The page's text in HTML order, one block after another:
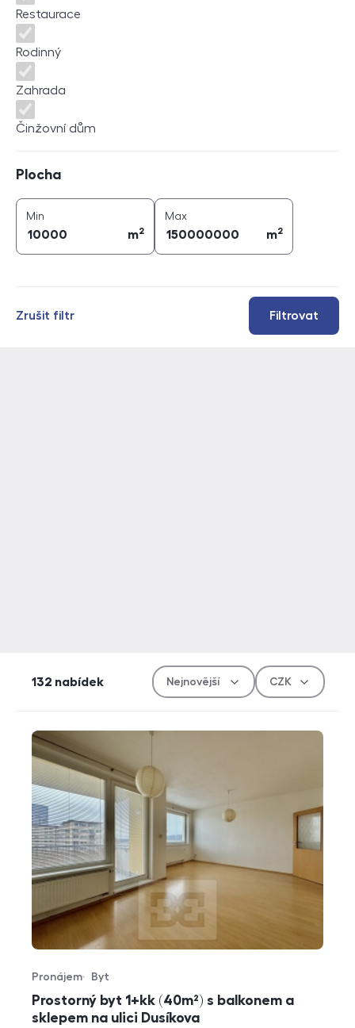
Restaurace
Rodinný
Zahrada
Činžovní dům
Plocha
Min
m2
Maxplocha (
m2
Filtrovat
Zrušit filtr
132 nabídek
Měna
Prostorný byt 1+kk (40m²) s balkonem a
sklepem na ulici Dusíkova
Typ nabídky
Pronájem
Typ nemovitosti
Byt